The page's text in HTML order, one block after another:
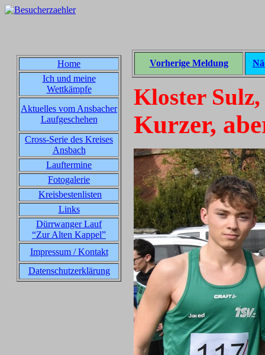
Home
Ich und meine
Wettkämpfe
Aktuelles vom Ansbacher
Laufgeschehen
Cross-Serie des Kreises
Ansbach
Lauftermine
Fotogalerie
Kreisbestenlisten
Links
Dürrwanger Lauf
“Zur Alten Kappel”
Impressum / Kontakt
Datenschutzerklärung
Vorherige Meldung
Kloster Sulz,
Kurzer,